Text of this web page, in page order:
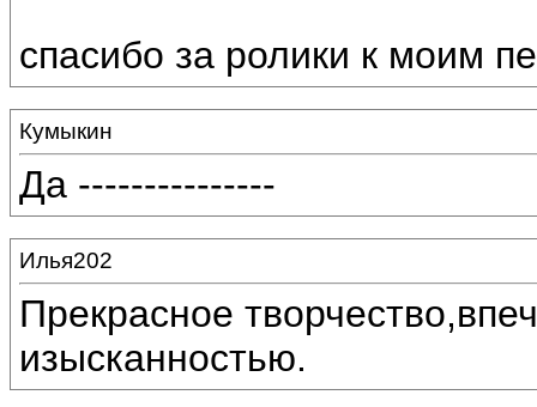
спасибо за ролики к моим
Кумыкин
Да ---------------
Илья202
Прекрасное
изысканностью.